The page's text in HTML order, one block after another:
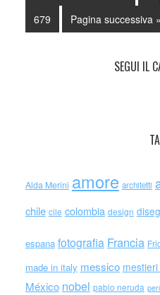
679
Pagina successiva »
SEGUI IL
Alda Merini amore architetti
chile cile colombia design
espana fotografia Francia
made in italy messico
México nobel pablo neruda